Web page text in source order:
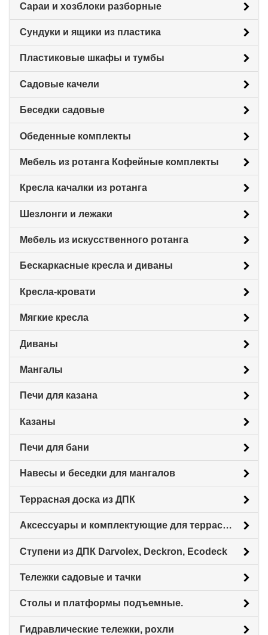
Сараи и хозблоки разборные
Сундуки и ящики из пластика
Пластиковые шкафы и тумбы
Садовые качели
Беседки садовые
Обеденные комплекты
Мебель из ротанга Кофейные комплекты
Кресла качалки из ротанга
Шезлонги и лежаки
Мебель из искусственного ротанга
Бескаркасные кресла и диваны
Кресла-кровати
Мягкие кресла
Диваны
Мангалы
Печи для казана
Казаны
Печи для бани
Навесы и беседки для мангалов
Террасная доска из ДПК
Аксессуары и комплектующие для террасной доски
Ступени из ДПК Darvolex, Deckron, Ecodeck
Тележки садовые и тачки
Столы и платформы подъемные.
Гидравлические тележки, рохли